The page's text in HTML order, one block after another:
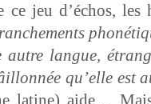
ce jeu d’é­chos,
langue,
qu’elle est
latine) aide…